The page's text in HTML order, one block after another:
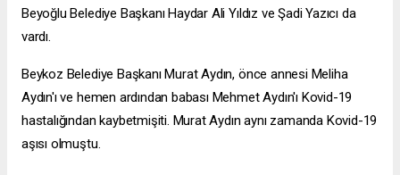
Beyoğlu Belediye Başkanı Haydar Ali Yıldız ve Şadi Yazıcı da
vardı.
Beykoz Belediye Başkanı Murat Aydın, önce annesi Meliha
Aydın'ı ve hemen ardından babası Mehmet Aydın'ı Kovid-19
hastalığından kaybetmişiti. Murat Aydın aynı zamanda Kovid-19
aşısı olmuştu.